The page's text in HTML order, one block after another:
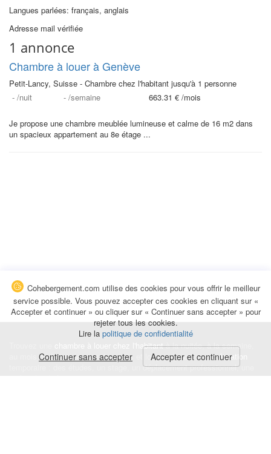
Langues parlées: français, anglais
Adresse mail vérifiée
1 annonce
Chambre à louer à Genève
Petit-Lancy, Suisse - Chambre chez l'habitant jusqu'à 1 personne
- /nuit - /semaine 663.31 € /mois
Je propose une chambre meublée lumineuse et calme de 16 m2 dans
un spacieux appartement au 8e étage ...
chambre à louer chez l'habitantà la nuitée, à la semaine,
au mois ou à l'année pour de courts et longs séjours, unecolocation
temporaire : des études, un stage, un déplacement professionnel, une
Cohebergement.com utilise des cookies pour vous offrir le meilleur
service possible. Vous pouvez accepter ces cookies en cliquant sur «
Accepter et continuer » ou cliquer sur « Continuer sans accepter » pour
rejeter tous les cookies.
Lire la politique de confidentialité
Continuer sans accepter Accepter et continuer